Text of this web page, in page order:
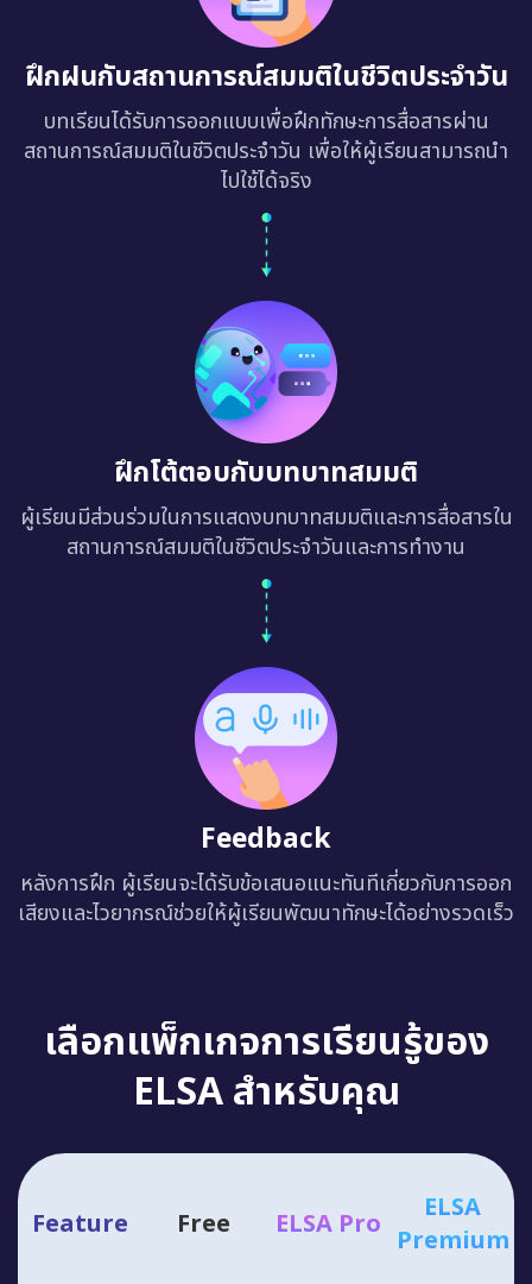
ฝึกฝนกับสถานการณ์สมมติในชีวิตประจำวัน
บทเรียนได้รับการออกแบบเพื่อฝึกทักษะการสื่อสารผ่าน
สถานการณ์สมมติในชีวิตประจำวัน เพื่อให้ผู้เรียนสามารถนำ
ไปใช้ได้จริง
ฝึกโต้ตอบกับบทบาทสมมติ
ผู้เรียนมีส่วนร่วมในการแสดงบทบาทสมมติและการสื่อสารใน
สถานการณ์สมมติในชีวิตประจำวันและการทำงาน
Feedback
หลังการฝึก ผู้เรียนจะได้รับข้อเสนอแนะทันทีเกี่ยวกับการออก
เสียงและไวยากรณ์ช่วยให้ผู้เรียนพัฒนาทักษะได้อย่างรวดเร็ว
เลือกแพ็กเกจการเรียนรู้ของ
ELSA สำหรับคุณ
Feature Free ELSA Pro
ELSA
Premium